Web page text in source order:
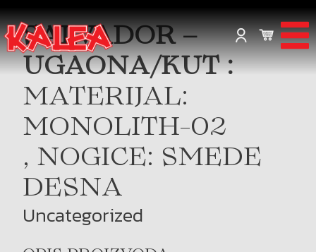
SALVADOR –
UGAONA/KUT :
MATERIJAL:
MONOLITH-02
, NOGICE: SMEDE
DESNA
Uncategorized